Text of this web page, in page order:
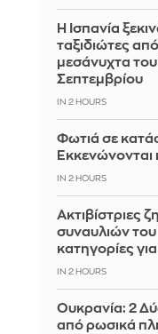
Η Ισπανία
ταξιδιώτες
μεσάνυχτα
Σεπτεμβρίου
IN 2 HOURS
Φωτιά σε
Εκκενώνονται
IN 2 HOURS
Ακτιβίστριες
συναυλιών του
κατηγορίες
IN 2 HOURS
Ουκρανία: 2
από ρωσικά